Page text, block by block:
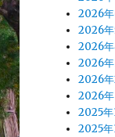
2026年
2026年
2026
2026年
2026年
2026年
2025年
2025年